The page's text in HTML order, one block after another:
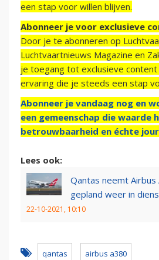
een stap voor willen blijven.
Abonneer je voor exclusieve
Door je te abonneren op
Luchtvaartnieuws Magazine en
je toegang tot exclusieve content
ervaring die je steeds een stap
Abonneer je vandaag nog en
een gemeenschap die waarde
betrouwbaarheid en échte
Lees ook:
Qantas neemt
gepland weer in
22-10-2021, 10:10
qantas airbus a380